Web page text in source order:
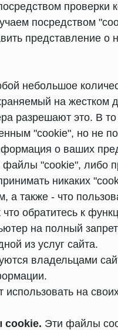
посредством
представление о
небольшое
на
разрешают это. В
"cookie", но не
о ваших
"cookie", либо
никаких
а также - что
обратитесь к
на полный
из услуг сайта.
владельцами
использовать на
cookie. Эти файлы